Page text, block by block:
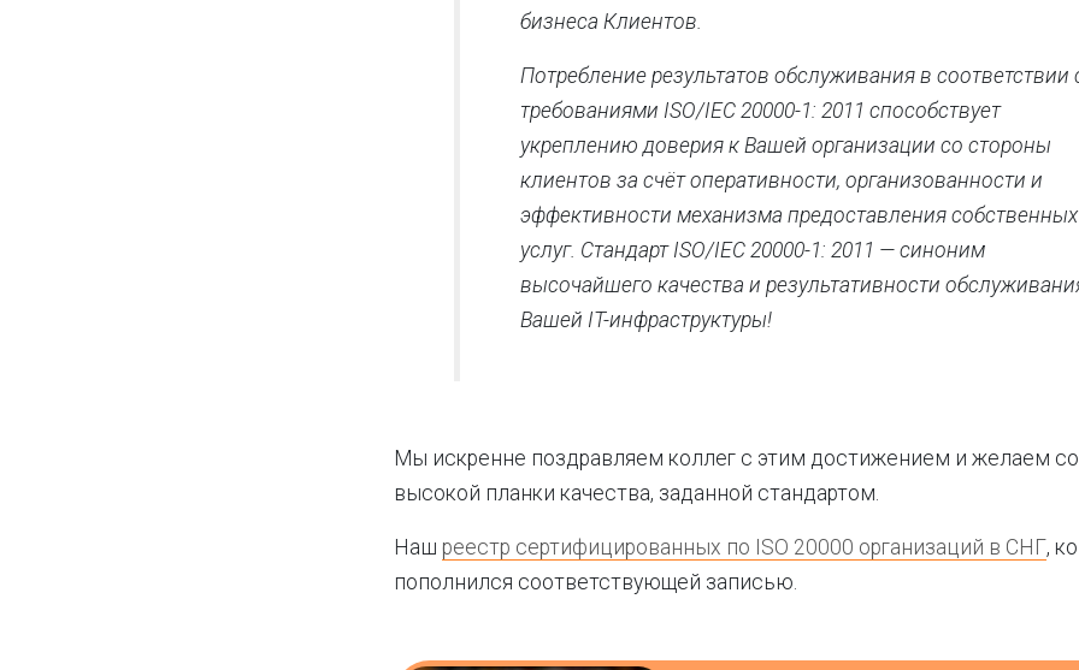
бизнеса Клиентов.
Потребление результатов обслуживания в соответствии
требованиями ISO/IEC 20000-1: 2011 способствует
укреплению доверия к Вашей организации со стороны
клиентов за счёт оперативности, организованности и
эффективности механизма предоставления собственных
услуг. Стандарт ISO/IEC 20000-1: 2011 — синоним
высочайшего качества и результативности
Вашей IT-инфраструктуры!
Мы искренне поздравляем коллег с этим достижением и желаем
высокой планки качества, заданной стандартом.
Наш реестр сертифицированных по ISO 20000 организаций в СНГ,
пополнился соответствующей записью.